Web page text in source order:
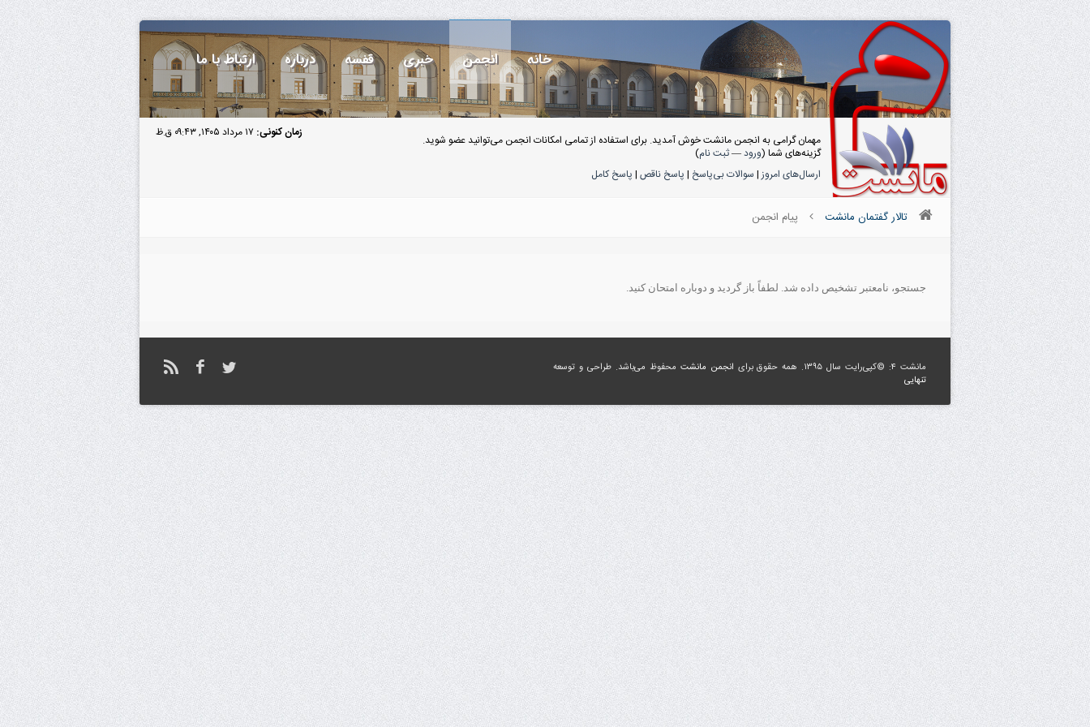
خانه انجمن خبری قفسه درباره ارتباط با ما
زمان کنونی: ۱۷ مرداد ۱۴۰۵, ۰۹:۴۳ ق.ظ
مهمان گرامی به انجمن مانشت خوش آمدید. برای استفاده از تمامی امکانات انجمن می‌توانید عضو شوید.
گزینه‌های شما (ورود—ثبت نام)
ارسال‌های امروز| سوالات بی‌پاسخ | پاسخ ناقص | پاسخ کامل
تالار گفتمان مانشت پیام انجمن
جستجو، نامعتبر تشخیص داده شد. لطفاً باز گردید و دوباره امتحان کنید.
مانشت ۴: ©کپی‌رایت سال ۱۳۹۵. همه حقوق برای انجمن مانشت محفوظ می‌باشد. طراحی و توسعه
تنهایی